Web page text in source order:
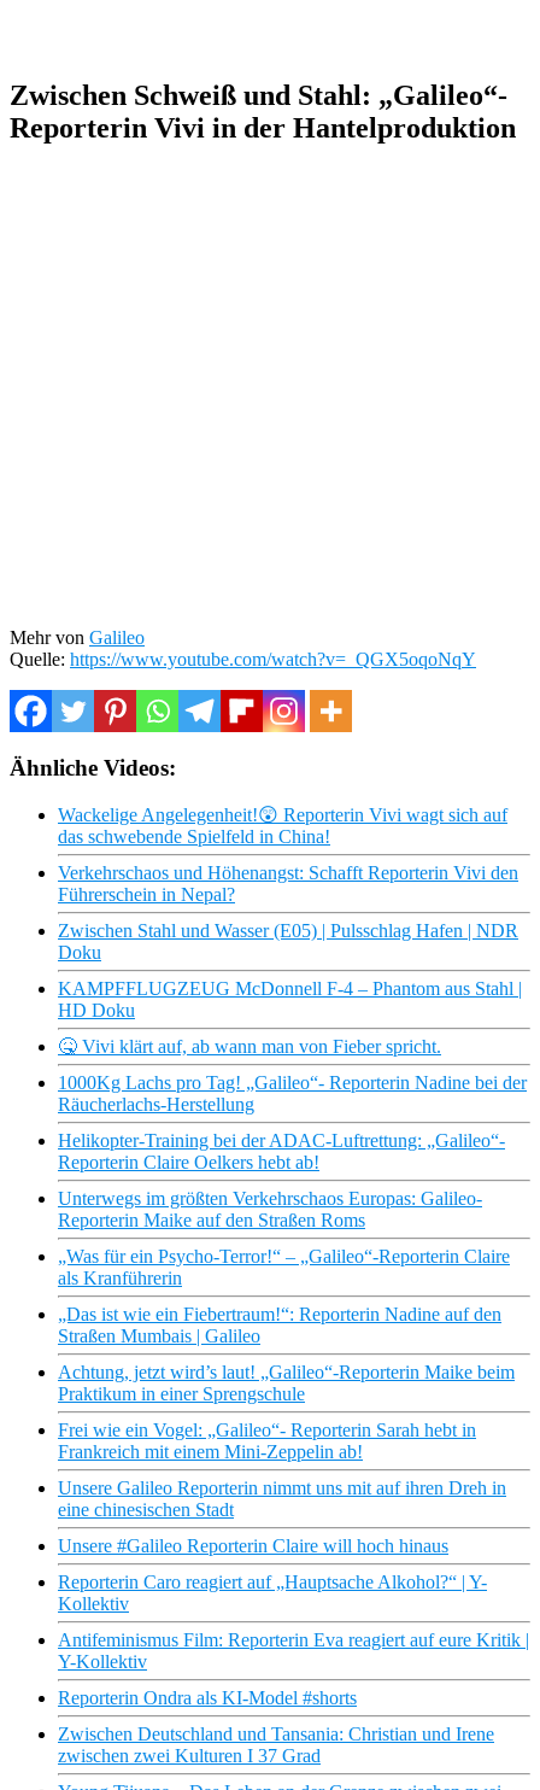
Zwischen Schweiß und Stahl: „Galileo“-
Reporterin Vivi in der Hantelproduktion
Mehr von Galileo
Quelle: https://www.youtube.com/watch?v=_QGX5oqoNqY
Ähnliche Videos:
Wackelige Angelegenheit!😲 Reporterin Vivi wagt sich auf
das schwebende Spielfeld in China!
Verkehrschaos und Höhenangst: Schafft Reporterin Vivi den
Führerschein in Nepal?
Zwischen Stahl und Wasser (E05) | Pulsschlag Hafen | NDR
Doku
KAMPFFLUGZEUG McDonnell F-4 – Phantom aus Stahl |
HD Doku
🤒 Vivi klärt auf, ab wann man von Fieber spricht.
1000Kg Lachs pro Tag! „Galileo“- Reporterin Nadine bei der
Räucherlachs-Herstellung
Helikopter-Training bei der ADAC-Luftrettung: „Galileo“-
Reporterin Claire Oelkers hebt ab!
Unterwegs im größten Verkehrschaos Europas: Galileo-
Reporterin Maike auf den Straßen Roms
„Was für ein Psycho-Terror!“ – „Galileo“-Reporterin Claire
als Kranführerin
„Das ist wie ein Fiebertraum!“: Reporterin Nadine auf den
Straßen Mumbais | Galileo
Achtung, jetzt wird’s laut! „Galileo“-Reporterin Maike beim
Praktikum in einer Sprengschule
Frei wie ein Vogel: „Galileo“- Reporterin Sarah hebt in
Frankreich mit einem Mini-Zeppelin ab!
Unsere Galileo Reporterin nimmt uns mit auf ihren Dreh in
eine chinesischen Stadt
Unsere #Galileo Reporterin Claire will hoch hinaus
Reporterin Caro reagiert auf „Hauptsache Alkohol?“ | Y-
Kollektiv
Antifeminismus Film: Reporterin Eva reagiert auf eure Kritik |
Y-Kollektiv
Reporterin Ondra als KI-Model #shorts
Zwischen Deutschland und Tansania: Christian und Irene
zwischen zwei Kulturen I 37 Grad